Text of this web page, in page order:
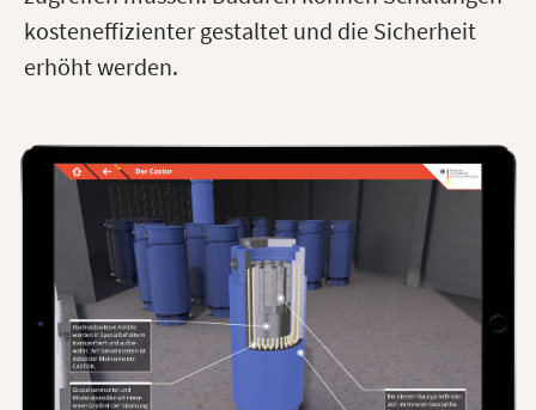
kosteneffizienter gestaltet und die Sicherheit
erhöht werden.